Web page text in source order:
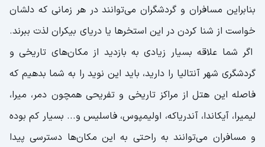
بنابراین مسافران و گردشگران می‌توانند در هر زمانی که دلشان
خواست از شنا کردن در این استخر‌ها یا دریای بیکران لذت ببرند.
اگر شما علاقه بسیار زیادی به بازدید از مکان‌های تاریخی و
گردشگری شهر آنتالیا را دارید، باید این نوید را به شما بدهیم که
فاصله این هتل از مراکز تاریخی و تفریحی همچون دمر، میرا،
لیمیرا، آیکاندا، آندریاکه، اولیمپوس، فاسلیس و... بسیار کم بوده
و مسافران می‌توانند به راحتی به این مکان‌ها دسترسی پیدا